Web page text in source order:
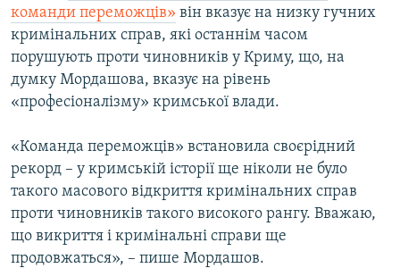
Усі сайти RFE/RL
команди переможців» він вказує на низку гучних
кримінальних справ, які останнім часом
порушують проти чиновників у Криму, що, на
думку Мордашова, вказує на рівень
«професіоналізму» кримської влади.
«Команда переможців» встановила своєрідний
рекорд – у кримській історії ще ніколи не було
такого масового відкриття кримінальних справ
проти чиновників такого високого рангу. Вважаю,
що викриття і кримінальні справи ще
продовжаться», – пише Мордашов.